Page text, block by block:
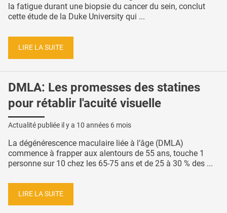
la fatigue durant une biopsie du cancer du sein, conclut
cette étude de la Duke University qui ...
LIRE LA SUITE
DMLA: Les promesses des statines
pour rétablir l'acuité visuelle
Actualité publiée il y a 10 années 6 mois
La dégénérescence maculaire liée à l’âge (DMLA)
commence à frapper aux alentours de 55 ans, touche 1
personne sur 10 chez les 65-75 ans et de 25 à 30 % des ...
LIRE LA SUITE